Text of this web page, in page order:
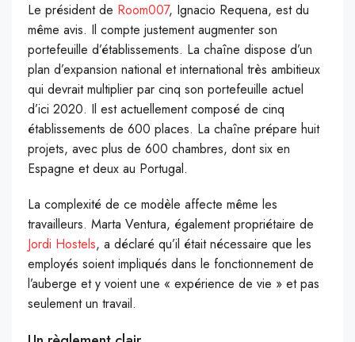
Le président de Room007, Ignacio Requena, est du
même avis. Il compte justement augmenter son
portefeuille d’établissements. La chaîne dispose d’un
plan d’expansion national et international très ambitieux
qui devrait multiplier par cinq son portefeuille actuel
d’ici 2020. Il est actuellement composé de cinq
établissements de 600 places. La chaîne prépare huit
projets, avec plus de 600 chambres, dont six en
Espagne et deux au Portugal.
La complexité de ce modèle affecte même les
travailleurs. Marta Ventura, également propriétaire de
Jordi Hostels, a déclaré qu’il était nécessaire que les
employés soient impliqués dans le fonctionnement de
l’auberge et y voient une « expérience de vie » et pas
seulement un travail.